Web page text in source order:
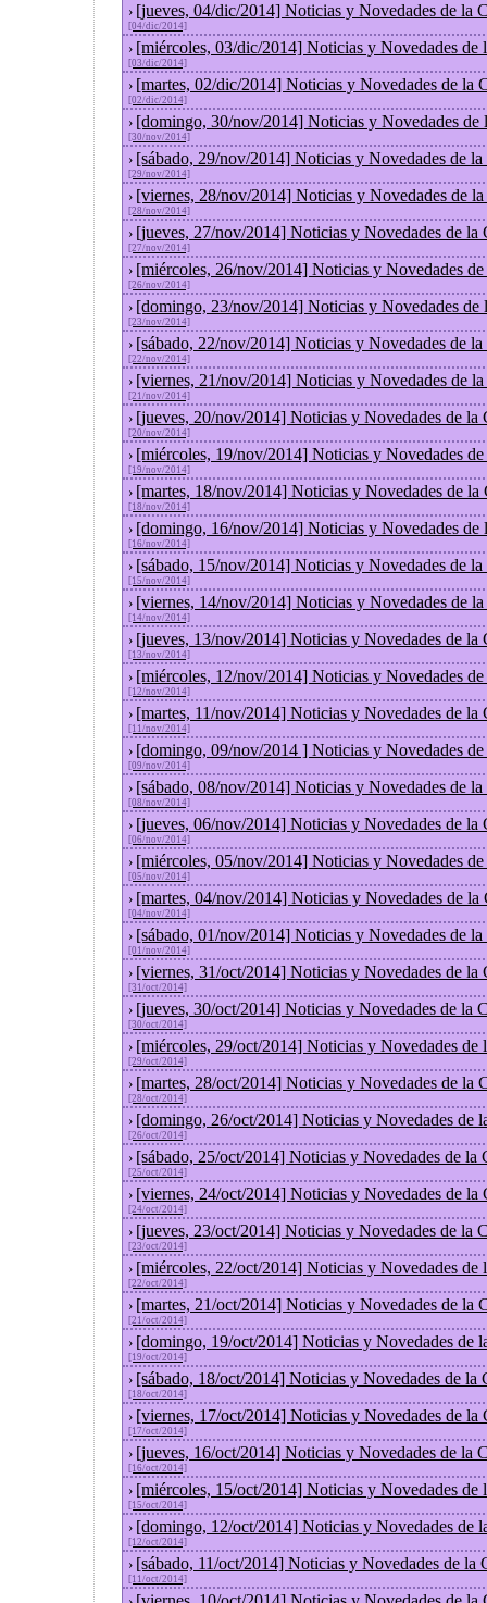
› [jueves, 04/dic/2014] Noticias y Novedades de la
[04/dic/2014]
› [miércoles, 03/dic/2014] Noticias y Novedades de
[03/dic/2014]
› [martes, 02/dic/2014] Noticias y Novedades de la
[02/dic/2014]
› [domingo, 30/nov/2014] Noticias y Novedades de
[30/nov/2014]
› [sábado, 29/nov/2014] Noticias y Novedades de
[29/nov/2014]
› [viernes, 28/nov/2014] Noticias y Novedades de
[28/nov/2014]
› [jueves, 27/nov/2014] Noticias y Novedades de la
[27/nov/2014]
› [miércoles, 26/nov/2014] Noticias y Novedades
[26/nov/2014]
› [domingo, 23/nov/2014] Noticias y Novedades de
[23/nov/2014]
› [sábado, 22/nov/2014] Noticias y Novedades de
[22/nov/2014]
› [viernes, 21/nov/2014] Noticias y Novedades de
[21/nov/2014]
› [jueves, 20/nov/2014] Noticias y Novedades de la
[20/nov/2014]
› [miércoles, 19/nov/2014] Noticias y Novedades
[19/nov/2014]
› [martes, 18/nov/2014] Noticias y Novedades de la
[18/nov/2014]
› [domingo, 16/nov/2014] Noticias y Novedades de
[16/nov/2014]
› [sábado, 15/nov/2014] Noticias y Novedades de
[15/nov/2014]
› [viernes, 14/nov/2014] Noticias y Novedades de
[14/nov/2014]
› [jueves, 13/nov/2014] Noticias y Novedades de la
[13/nov/2014]
› [miércoles, 12/nov/2014] Noticias y Novedades
[12/nov/2014]
› [martes, 11/nov/2014] Noticias y Novedades de la
[11/nov/2014]
› [domingo, 09/nov/2014 ] Noticias y Novedades
[09/nov/2014]
› [sábado, 08/nov/2014] Noticias y Novedades de
[08/nov/2014]
› [jueves, 06/nov/2014] Noticias y Novedades de la
[06/nov/2014]
› [miércoles, 05/nov/2014] Noticias y Novedades
[05/nov/2014]
› [martes, 04/nov/2014] Noticias y Novedades de la
[04/nov/2014]
› [sábado, 01/nov/2014] Noticias y Novedades de
[01/nov/2014]
› [viernes, 31/oct/2014] Noticias y Novedades de la
[31/oct/2014]
› [jueves, 30/oct/2014] Noticias y Novedades de la
[30/oct/2014]
› [miércoles, 29/oct/2014] Noticias y Novedades de
[29/oct/2014]
› [martes, 28/oct/2014] Noticias y Novedades de la
[28/oct/2014]
› [domingo, 26/oct/2014] Noticias y Novedades de
[26/oct/2014]
› [sábado, 25/oct/2014] Noticias y Novedades de la
[25/oct/2014]
› [viernes, 24/oct/2014] Noticias y Novedades de la
[24/oct/2014]
› [jueves, 23/oct/2014] Noticias y Novedades de la
[23/oct/2014]
› [miércoles, 22/oct/2014] Noticias y Novedades de
[22/oct/2014]
› [martes, 21/oct/2014] Noticias y Novedades de la
[21/oct/2014]
› [domingo, 19/oct/2014] Noticias y Novedades de
[19/oct/2014]
› [sábado, 18/oct/2014] Noticias y Novedades de la
[18/oct/2014]
› [viernes, 17/oct/2014] Noticias y Novedades de la
[17/oct/2014]
› [jueves, 16/oct/2014] Noticias y Novedades de la
[16/oct/2014]
› [miércoles, 15/oct/2014] Noticias y Novedades de
[15/oct/2014]
› [domingo, 12/oct/2014] Noticias y Novedades de
[12/oct/2014]
› [sábado, 11/oct/2014] Noticias y Novedades de la
[11/oct/2014]